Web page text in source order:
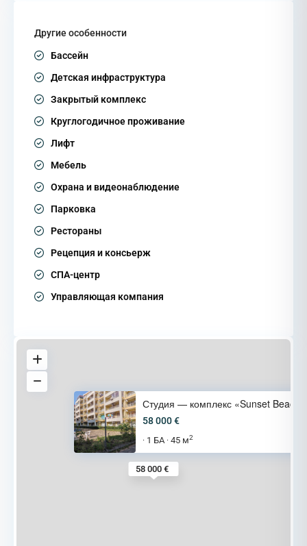
Другие особенности
Бассейн
Детская инфраструктура
Закрытый комплекс
Круглогодичное проживание
Лифт
Мебель
Охрана и видеонаблюдение
Парковка
Рестораны
Рецепция и консьерж
СПА-центр
Управляющая компания
58 000 €
Студия — комплекс «Sunset Beac
58 000 €
· 1 БА · 45 м2